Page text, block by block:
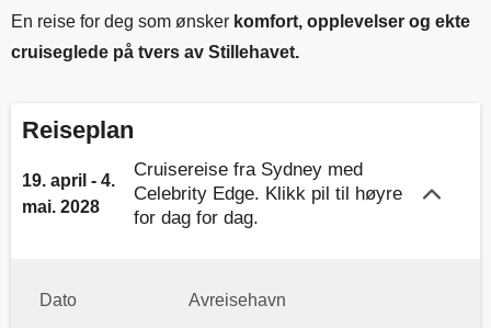
En reise for deg som ønsker komfort, opplevelser og ekte
cruiseglede på tvers av Stillehavet.
Reiseplan
19. april - 4.
mai. 2028
Cruisereise fra Sydney med
Celebrity Edge. Klikk pil til høyre
for dag for dag.
Dato Avreisehavn